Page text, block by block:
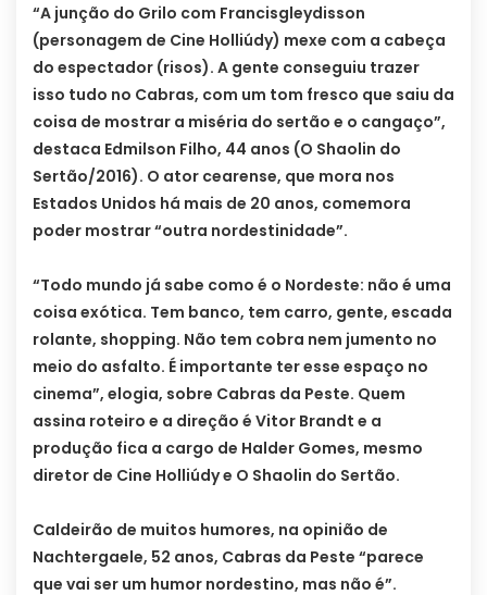
“A junção do Grilo com Francisgleydisson
(personagem de Cine Holliúdy) mexe com a cabeça
do espectador (risos). A gente conseguiu trazer
isso tudo no Cabras, com um tom fresco que saiu da
coisa de mostrar a miséria do sertão e o cangaço”,
destaca Edmilson Filho, 44 anos (O Shaolin do
Sertão/2016). O ator cearense, que mora nos
Estados Unidos há mais de 20 anos, comemora
poder mostrar “outra nordestinidade”.
“Todo mundo já sabe como é o Nordeste: não é uma
coisa exótica. Tem banco, tem carro, gente, escada
rolante, shopping. Não tem cobra nem jumento no
meio do asfalto. É importante ter esse espaço no
cinema”, elogia, sobre Cabras da Peste. Quem
assina roteiro e a direção é Vitor Brandt e a
produção fica a cargo de Halder Gomes, mesmo
diretor de Cine Holliúdy e O Shaolin do Sertão.
Caldeirão de muitos humores, na opinião de
Nachtergaele, 52 anos, Cabras da Peste “parece
que vai ser um humor nordestino, mas não é”.